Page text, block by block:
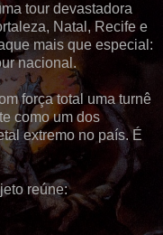
tour devastadora
Natal, Recife e
mais que especial:
nacional.
força total uma turnê
como um dos
extremo no país. É
reúne: